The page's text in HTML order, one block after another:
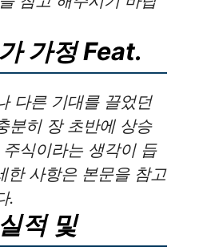
가정 Feat.
다른 기대를 끌었던
분히 장 초반에 상승
식이라는 생각이 듭
한 사항은 본문을 참고
.
적 및